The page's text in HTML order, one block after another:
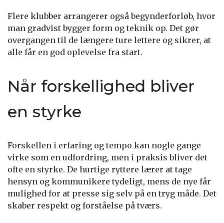
Flere klubber arrangerer også begynderforløb, hvor
man gradvist bygger form og teknik op. Det gør
overgangen til de længere ture lettere og sikrer, at
alle får en god oplevelse fra start.
Når forskellighed bliver
en styrke
Forskellen i erfaring og tempo kan nogle gange
virke som en udfordring, men i praksis bliver det
ofte en styrke. De hurtige ryttere lærer at tage
hensyn og kommunikere tydeligt, mens de nye får
mulighed for at presse sig selv på en tryg måde. Det
skaber respekt og forståelse på tværs.